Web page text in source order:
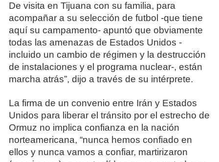
De visita en Tijuana con su familia, para
acompañar a su selección de futbol -que tiene
aquí su campamento- apuntó que obviamente
todas las amenazas de Estados Unidos -
incluido un cambio de régimen y la destrucción
de instalaciones y el programa nuclear-, están
marcha atrás”, dijo a través de su intérprete.
La firma de un convenio entre Irán y Estados
Unidos para liberar el tránsito por el estrecho de
Ormuz no implica confianza en la nación
norteamericana, “nunca hemos confiado en
ellos y nunca vamos a confiar, martirizaron